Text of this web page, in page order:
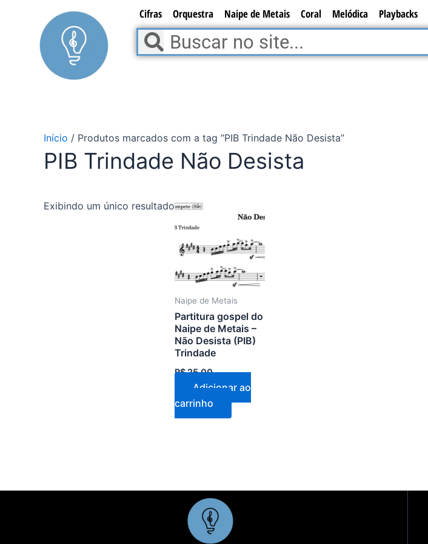
conteúdo
Cifras Orquestra Naipe de Metais Coral Melódica Playbacks
PesquisarPesquisar
Início / Produtos marcados com a tag “PIB Trindade Não Desista”
PIB Trindade Não Desista
Exibindo um único resultado
Naipe de Metais
Partitura gospel do
Naipe de Metais –
Não Desista (PIB)
Trindade
R$25,00
Adicionar ao
carrinho